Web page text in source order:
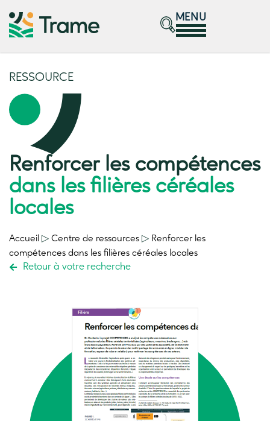
MENU
RESSOURCE
Renforcer les compétences
dans les filières céréales
locales
Accueil ▷ Centre de ressources ▷ Renforcer les
compétences dans les filières céréales locales
Retour à votre recherche